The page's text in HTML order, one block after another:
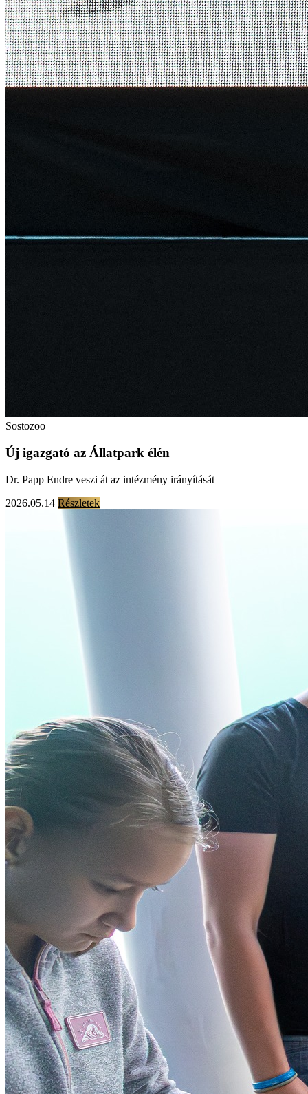
Sostozoo
Új igazgató az Állatpark élén
Dr. Papp Endre veszi át az intézmény irányítását
2026.05.14 Részletek